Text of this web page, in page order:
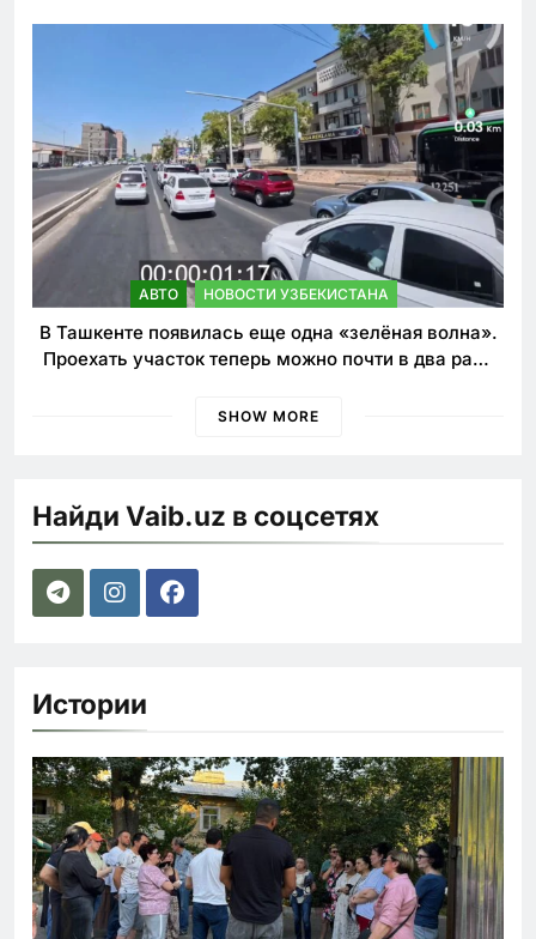
АВТО НОВОСТИ УЗБЕКИСТАНА
В Ташкенте появилась еще одна «зелёная волна».
Проехать участок теперь можно почти в два раза
SHOW MORE
Найди Vaib.uz в соцсетях
Истории